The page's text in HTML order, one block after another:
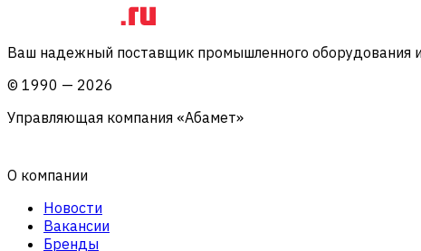
Ваш надежный поставщик промышленного оборудования
© 1990 — 2026
Управляющая компания «Абамет»
О компании
Новости
Вакансии
Бренды